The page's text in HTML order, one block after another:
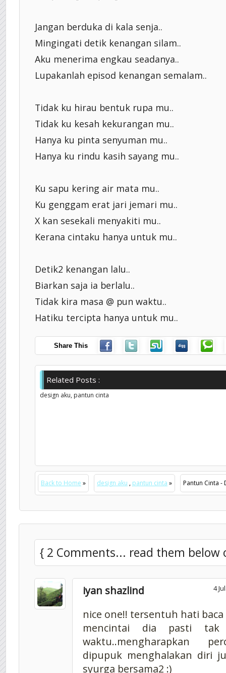
Jangan berduka di kala senja..
Mingingati detik kenangan silam..
Aku menerima engkau seadanya..
Lupakanlah episod kenangan semalam..
Tidak ku hirau bentuk rupa mu..
Tidak ku kesah kekurangan mu..
Hanya ku pinta senyuman mu..
Hanya ku rindu kasih sayang mu..
Ku sapu kering air mata mu..
Ku genggam erat jari jemari mu..
X kan sesekali menyakiti mu..
Kerana cintaku hanya untuk mu..
Detik2 kenangan lalu..
Biarkan saja ia berlalu..
Tidak kira masa @ pun waktu..
Hatiku tercipta hanya untuk mu..
Share This
Related Posts :
design aku, pantun cinta
Back to Home » design aku , pantun cinta » Pantun Cinta -
{ 2 Comments... read them below
iyan shazlind 4
nice one!! tersentuh hati baca
mencintai dia pasti tak
waktu..mengharapkan
dipupuk menghalakan diri
syurga bersama2 :)